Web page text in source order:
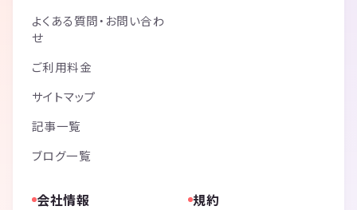
よくある質問・お問い合わ
せ
ご利用料金
サイトマップ
記事一覧
ブログ一覧
会社情報 規約